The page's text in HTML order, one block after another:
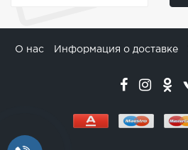
О нас Информация о доставке